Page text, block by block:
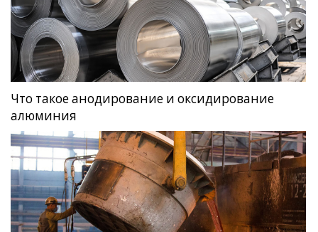
Что такое анодирование и оксидирование
алюминия